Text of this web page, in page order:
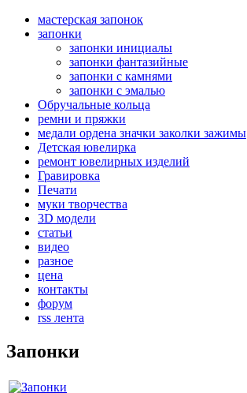
мастерская запонок
запонки
запонки инициалы
запонки фантазийные
запонки с камнями
запонки с эмалью
Обручальные кольца
ремни и пряжки
медали ордена значки заколки зажимы
Детская ювелирка
ремонт ювелирных изделий
Гравировка
Печати
муки творчества
3D модели
статьи
видео
разное
цена
контакты
форум
rss лента
Запонки